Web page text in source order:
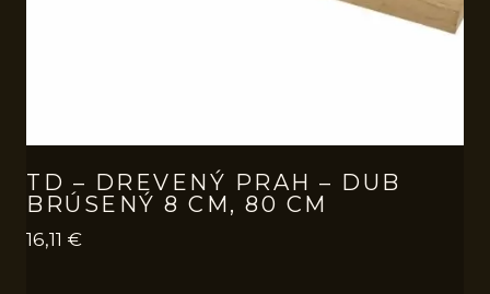
TD – DREVENÝ PRAH – DUB
BRÚSENÝ 8 CM, 80 CM
16,11 €